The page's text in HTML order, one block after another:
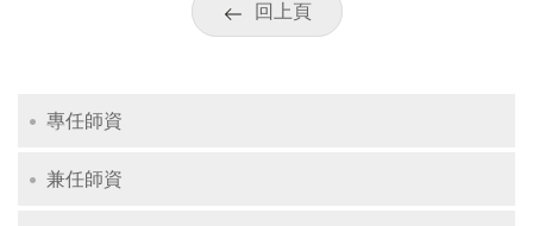
回上頁
專任師資
兼任師資